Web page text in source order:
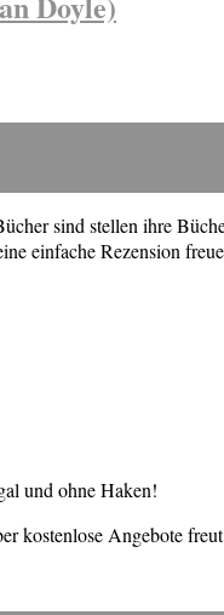
sind stellen ihre
einfache Rezension
und ohne Haken!
kostenlose Angebote